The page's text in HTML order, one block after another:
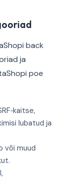
back
ja
poe
lubatud ja
või muud